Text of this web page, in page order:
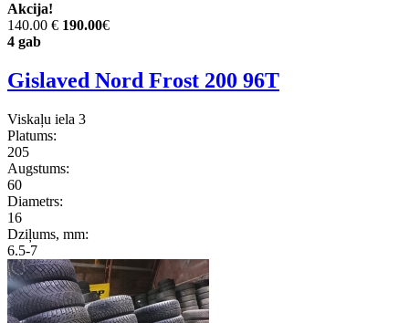
Akcija!
140.00 € 190.00€
4 gab
Gislaved Nord Frost 200 96T
Viskaļu iela 3
Platums:
205
Augstums:
60
Diametrs:
16
Dziļums, mm:
6.5-7